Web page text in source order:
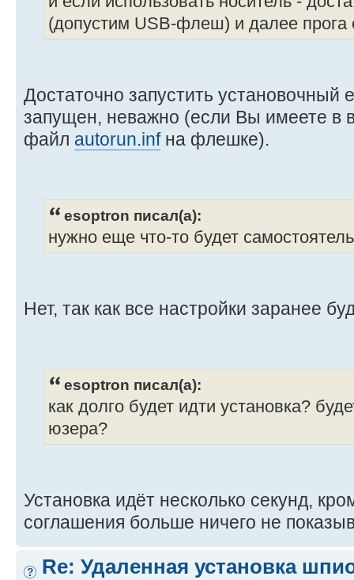
(допустим USB-флеш) и далее прога
Достаточно запустить установочный
запущен, неважно (если Вы имеете в
файл autorun.infна флешке).
esoptron писал(а):
нужно еще что-то будет
Нет, так как все настройки заранее
esoptron писал(а):
как долго будет идти установка?
юзера?
Установка идёт несколько секунд,
соглашения больше ничего не
Re: Удаленная установка